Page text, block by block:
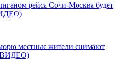
рейса Сочи-Москва будет
местные жители снимают
(ВИДЕО)